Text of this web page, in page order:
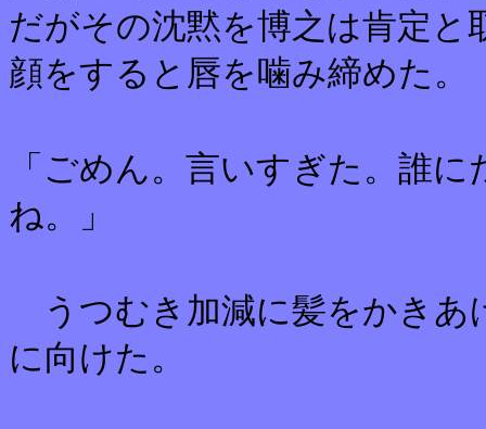
だがその沈黙を博之は肯定
顔をすると唇を噛み締めた。
「ごめん。言いすぎた。誰
ね。」
うつむき加減に髪をかきあ
に向けた。